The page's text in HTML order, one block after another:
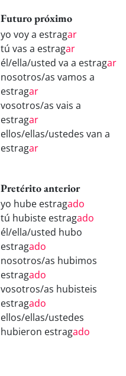
Futuro próximo
yo voy a estragar
tú vas a estragar
él/ella/usted va a estragar
nosotros/as vamos a
estragar
vosotros/as vais a
estragar
ellos/ellas/ustedes van a
estragar
Pretérito anterior
yo hube estragado
tú hubiste estragado
él/ella/usted hubo
estragado
nosotros/as hubimos
estragado
vosotros/as hubisteis
estragado
ellos/ellas/ustedes
hubieron estragado